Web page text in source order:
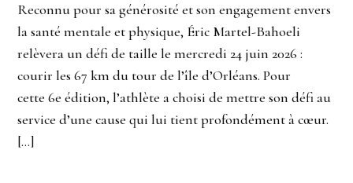
Reconnu pour sa générosité et son engagement envers
la santé mentale et physique, Éric Martel-Bahoeli
relèvera un défi de taille le mercredi 24 juin 2026 :
courir les 67 km du tour de l’île d’Orléans. Pour
cette 6e édition, l’athlète a choisi de mettre son défi au
service d’une cause qui lui tient profondément à cœur.
[…]